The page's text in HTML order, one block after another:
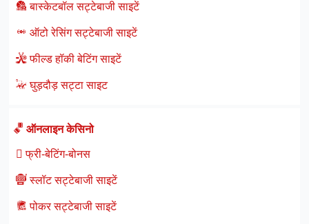
बास्केटबॉल सट्टेबाजी साइटें
ऑटो रेसिंग सट्टेबाजी साइटें
फील्ड हॉकी बेटिंग साइटें
घुड़दौड़ सट्टा साइट
ऑनलाइन केसिनो
फ्री-बेटिंग-बोनस
स्लॉट सट्टेबाजी साइटें
पोकर सट्टेबाजी साइटें